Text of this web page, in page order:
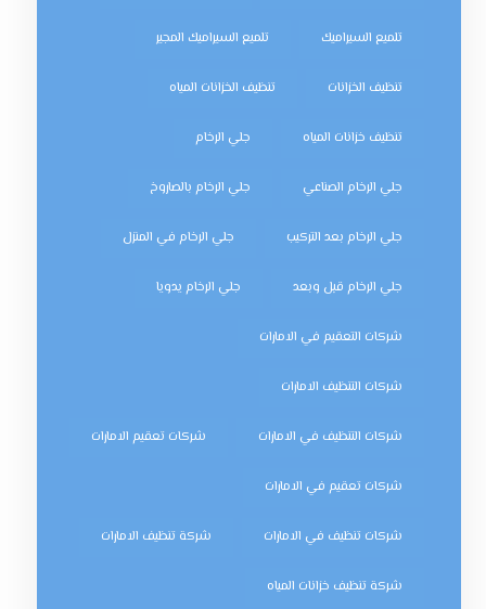
تلميع السيراميك تلميع السيراميك المجير
تنظيف الخزانات تنظيف الخزانات المياه
تنظيف خزانات المياه جلي الرخام
جلي الرخام الصناعي جلي الرخام بالصاروخ
جلي الرخام بعد التركيب جلي الرخام في المنزل
جلي الرخام قبل وبعد جلي الرخام يدويا
شركات التعقيم في الامارات
شركات التنظيف الامارات
شركات التنظيف في الامارات شركات تعقيم الامارات
شركات تعقيم في الامارات
شركات تنظيف في الامارات شركة تنظيف الامارات
شركة تنظيف خزانات المياه